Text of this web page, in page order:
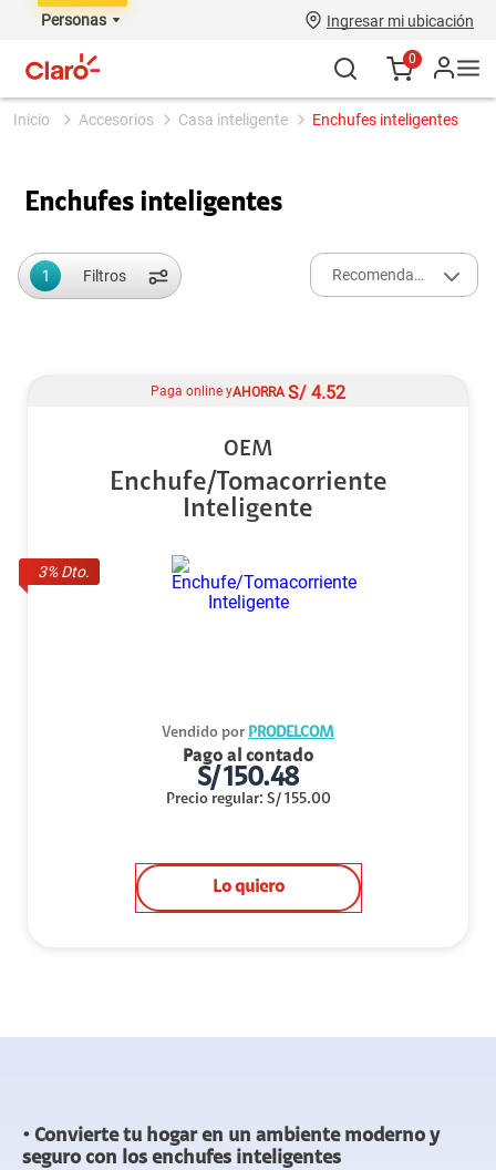
Personas Ingresar mi ubicación
0
accesorios casa inteligente enchufes inteligentes
Enchufes inteligentes
1 Filtros Recomendados
3% Dto.
Paga online yAHORRA S/ 4.52
OEM
Enchufe/Tomacorriente
Inteligente
Vendido por PRODELCOM
Pago al contado
S/150.48
Precio regular: S/ 155.00
Lo quiero
Convierte tu hogar en un ambiente moderno y
seguro con los enchufes inteligentes